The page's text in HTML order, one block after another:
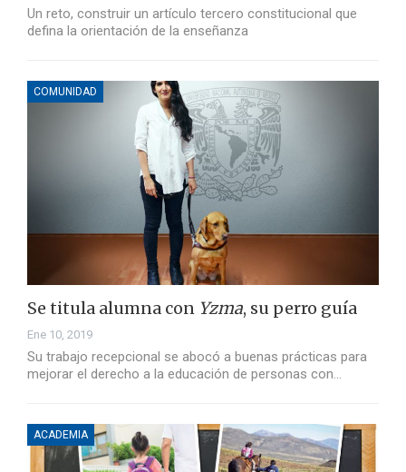
Un reto, construir un artículo tercero constitucional que
defina la orientación de la enseñanza
COMUNIDAD
Se titula alumna con Yzma, su perro guía
Ene 10, 2019
Su trabajo recepcional se abocó a buenas prácticas para
mejorar el derecho a la educación de personas con…
ACADEMIA